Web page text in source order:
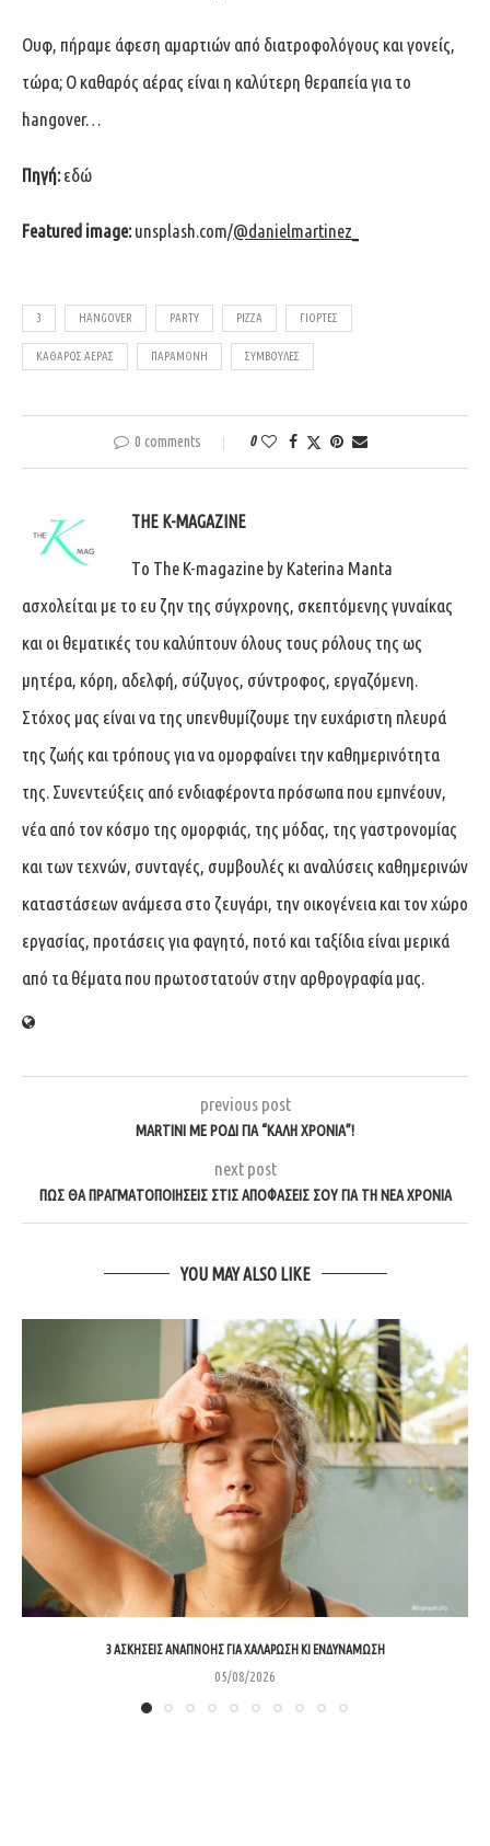
Ουφ, πήραμε άφεση αμαρτιών από διατροφολόγους και γονείς,
τώρα; Ο καθαρός αέρας είναι η καλύτερη θεραπεία για το
hangover…
Πηγή: εδώ
Featured image:unsplash.com/@danielmartinez_
3 HANGOVER PARTY PIZZA ΓΙΟΡΤΈΣ
ΚΑΘΑΡΌΣ ΑΈΡΑΣ ΠΑΡΑΜΟΝΉ ΣΥΜΒΟΥΛΈΣ
0 comments 0
THE K-MAGAZINE
Tο The K-magazine by Katerina Manta
ασχολείται με το ευ ζην της σύγχρονης, σκεπτόμενης γυναίκας
και οι θεματικές του καλύπτουν όλους τους ρόλους της ως
μητέρα, κόρη, αδελφή, σύζυγος, σύντροφος, εργαζόμενη.
Στόχος μας είναι να της υπενθυμίζουμε την ευχάριστη πλευρά
της ζωής και τρόπους για να ομορφαίνει την καθημερινότητα
της. Συνεντεύξεις από ενδιαφέροντα πρόσωπα που εμπνέουν,
νέα από τον κόσμο της ομορφιάς, της μόδας, της γαστρονομίας
και των τεχνών, συνταγές, συμβουλές κι αναλύσεις καθημερινών
καταστάσεων ανάμεσα στο ζευγάρι, την οικογένεια και τον χώρο
εργασίας, προτάσεις για φαγητό, ποτό και ταξίδια είναι μερικά
από τα θέματα που πρωτοστατούν στην αρθρογραφία μας.
previous post
MARTINI ΜΕ ΡΟΔΙ ΓΙΑ “ΚΑΛΗ ΧΡΟΝΙΑ”!
next post
ΠΩΣ ΘΑ ΠΡΑΓΜΑΤΟΠΟΙΗΣΕΙΣ ΣΤΙΣ ΑΠΟΦΑΣΕΙΣ ΣΟΥ ΓΙΑ ΤΗ ΝΕΑ ΧΡΟΝΙΑ
YOU MAY ALSO LIKE
3 ΑΣΚΉΣΕΙΣ ΑΝΑΠΝΟΉΣ ΓΙΑ ΧΑΛΆΡΩΣΗ ΚΙ ΕΝΔΥΝΆΜΩΣΗ
05/08/2026